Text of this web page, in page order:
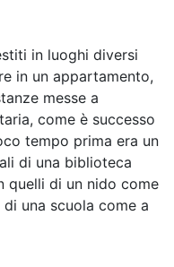
in luoghi diversi
in un appartamento,
messe a
come è successo
tempo prima era un
di una biblioteca
quelli di un nido come
una scuola come a